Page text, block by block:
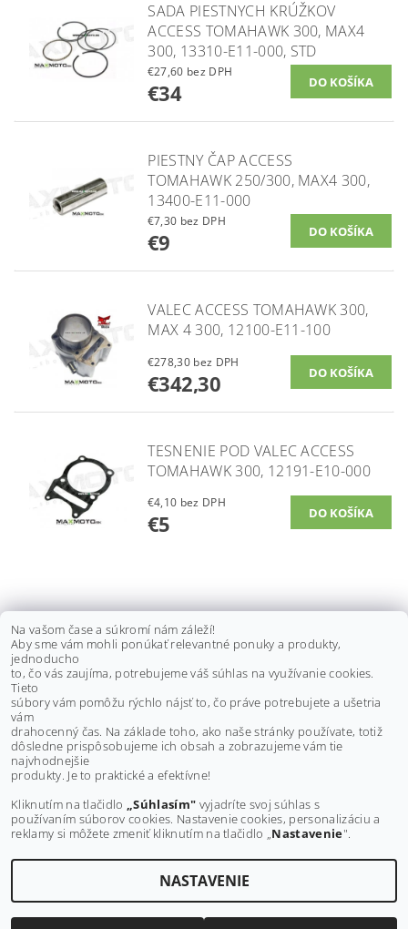
SADA PIESTNYCH KRÚŽKOV
ACCESS TOMAHAWK 300, MAX4
300, 13310-E11-000, STD
€27,60 bez DPH
€34
PIESTNY ČAP ACCESS
TOMAHAWK 250/300, MAX4 300,
13400-E11-000
€7,30 bez DPH
€9
VALEC ACCESS TOMAHAWK 300,
MAX 4 300, 12100-E11-100
€278,30 bez DPH
€342,30
TESNENIE POD VALEC ACCESS
TOMAHAWK 300, 12191-E10-000
€4,10 bez DPH
€5
PIEST ACCESS TOMAHAWK 400,
MAX5, 78MM, 13300-E17-000
€48,80 bez DPH
€60
Buďte prvý, kto napíše príspevok k tejto položke.
2026 ©MAXMOTO.SK, všetky práva vyhradenéUpraviť nastavenie cookies
Na vašom čase a súkromí nám záleží!
Aby sme vám mohli ponúkať relevantné ponuky a produkty,
jednoducho
to, čo vás zaujíma, potrebujeme váš súhlas na využívanie cookies.
Tieto
súbory vám pomôžu rýchlo nájsť to, čo práve potrebujete a ušetria
vám
drahocenný čas. Na základe toho, ako naše stránky používate, totiž
dôsledne prispôsobujeme ich obsah a zobrazujeme vám tie
najvhodnejšie
produkty. Je to praktické a efektívne!
Kliknutím na tlačidlo „Súhlasím" vyjadríte svoj súhlas s
používaním súborov cookies. Nastavenie cookies, personalizáciu a
reklamy si môžete zmeniť kliknutím na tlačidlo „Nastavenie".
NASTAVENIE